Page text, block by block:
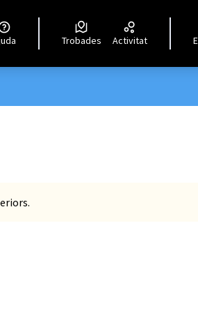
Trobades Activitat